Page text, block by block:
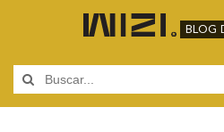
BLOG